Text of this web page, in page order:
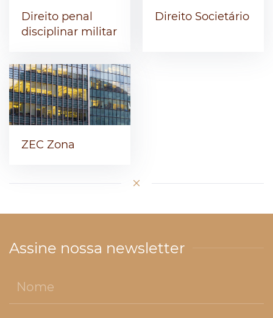
Direito penal
disciplinar militar
Direito Societário
ZEC Zona
Assine nossa newsletter